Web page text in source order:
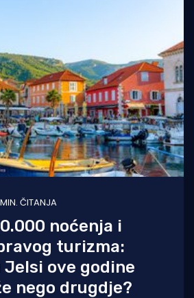
ČITANJA
noćenja i
turizma:
Jelsi ove godine
nego drugdje?